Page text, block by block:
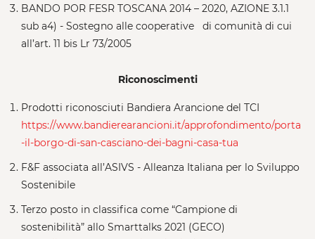
BANDO POR FESR TOSCANA 2014 – 2020, AZIONE 3.1.1
sub a4) - Sostegno alle cooperative di comunità di cui
all’art. 11 bis Lr 73/2005
Riconoscimenti
Prodotti riconosciuti Bandiera Arancione del TCI
https://www.bandierearancioni.it/approfondimento/porta
-il-borgo-di-san-casciano-dei-bagni-casa-tua
F&F associata all’ASIVS - Alleanza Italiana per lo Sviluppo
Sostenibile
Terzo posto in classifica come “Campione di
sostenibilità” allo Smarttalks 2021 (GECO)